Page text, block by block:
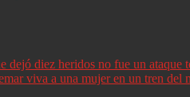
dejó diez heridos no fue un ataque